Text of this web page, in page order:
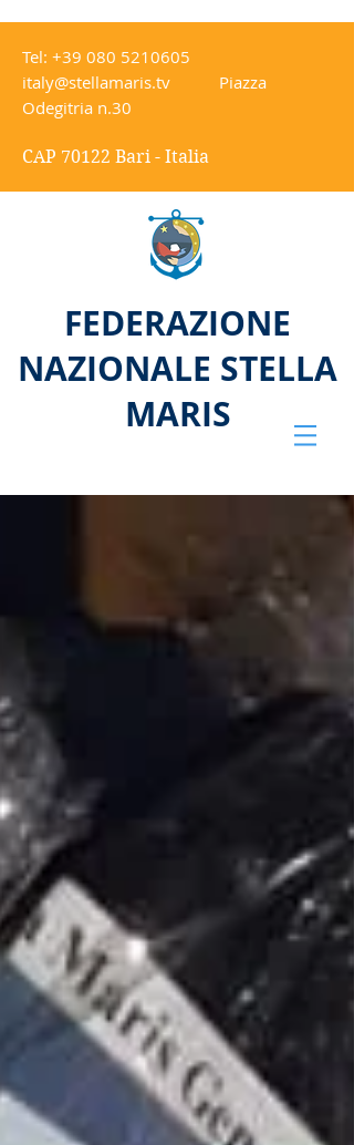
Tel: +39 080 5210605
italy@stellamaris.tv Piazza
Odegitria n.30
CAP 70122 Bari - Italia
FEDERAZIONE
NAZIONALE STELLA
MARIS